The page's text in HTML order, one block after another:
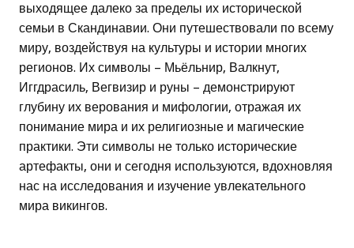
выходящее далеко за пределы их исторической
семьи в Скандинавии. Они путешествовали по всему
миру, воздействуя на культуры и истории многих
регионов. Их символы – Мьёльнир, Валкнут,
Иггдрасиль, Вегвизир и руны – демонстрируют
глубину их верования и мифологии, отражая их
понимание мира и их религиозные и магические
практики. Эти символы не только исторические
артефакты, они и сегодня используются, вдохновляя
нас на исследования и изучение увлекательного
мира викингов.